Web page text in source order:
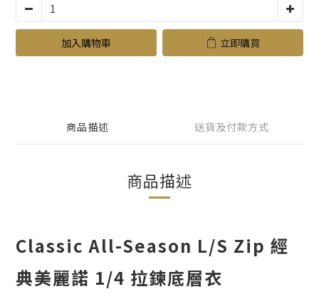
加入購物車 立即購買
商品描述 送貨及付款方式
商品描述
Classic All-Season L/S Zip 經
典美麗諾 1/4 拉鍊底層衣